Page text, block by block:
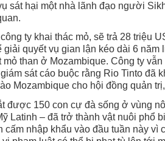
sát hại một nhà lãnh đạo người
ty khai thác mỏ, sẽ trả 28 triệu
giải quyết vụ gian lận kéo dài 6
mỏ than ở Mozambique. Công ty
sát cáo buộc rằng Rio Tinto đã
Mozambique cho hội đồng quản
được 150 con cự đà sống ở vùng
Latinh – đã trở thành vật nuôi phổ
cấm nhập khẩu vào đầu tuần này vì